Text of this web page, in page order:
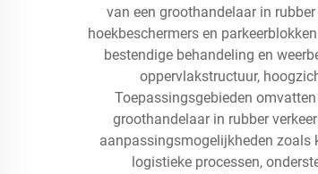
van een groothandelaar in
hoekbeschermers en
bestendige behandeling en
oppervlakstructuur,
Toepassingsgebieden
groothandelaar in rubber
aanpassingsmogelijkheden zoals
logistieke processen,